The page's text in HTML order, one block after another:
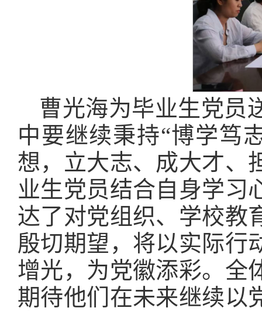
曹光海为毕业生党员
中要继续秉持“博学笃
想，立大志、成大才、
业生党员结合自身学习
达了对党组织、学校教
殷切期望，将以实际行
增光，为党徽添彩。全
期待他们在未来继续以